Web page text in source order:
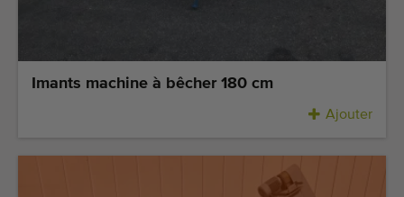
Imants machine à bêcher 180 cm
Ajouter